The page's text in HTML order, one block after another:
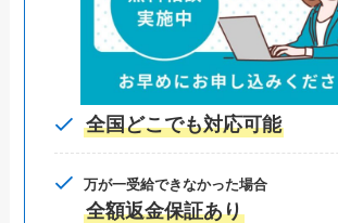
全国どこでも対応可能
万が一受給できなかった場合
全額返金保証あり